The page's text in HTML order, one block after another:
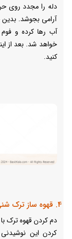
دله را مجدد روی
آرامی بجوشد.
آب رها کرده و فوم
خواهد شد. بعد از
کنید.
4. قهوه ساز ترک شنی
دم کردن قهوه ترک
کردن این